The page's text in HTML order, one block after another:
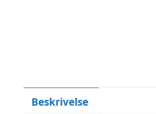
Beskrivelse